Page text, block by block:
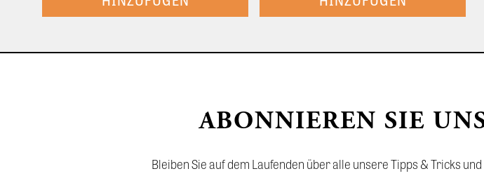
ABONNIEREN SIE
Bleiben Sie auf dem Laufenden über alle unsere Tipps & Tricks